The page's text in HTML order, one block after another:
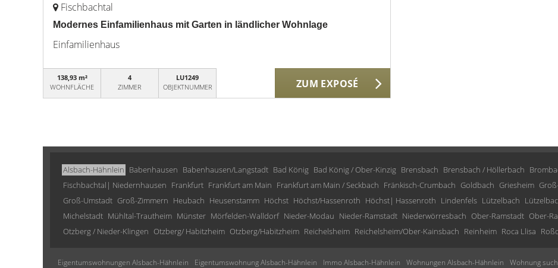
Fischbachtal
Modernes Einfamilienhaus mit Garten in ländlicher Wohnlage
Einfamilienhaus
138,93 m²
WOHNFLÄCHE
4
ZIMMER
LU1249
OBJEKTNUMMER
ZUM EXPOSÉ
Alsbach-Hähnlein Babenhausen Babenhausen/Langstadt Bad König Bad König / Ober-Kinzig Brensbach Brensbach / Höllerbach
Fischbachtal| Niedernhausen Frankfurt Frankfurt am Main Frankfurt am Main / Seckbach Fränkisch-Crumbach Goldbach Griesheim
Groß-Umstadt Groß-Zimmern Heubach Heusenstamm Höchst Höchst/Hassenroth Höchst| Hassenroth Lindenfels Lützelbach
Michelstadt Mühltal-Trautheim Münster Mörfelden-Walldorf Nieder-Modau Nieder-Ramstadt Niederwörresbach Ober-Ramstadt Ober-
Otzberg / Nieder-Klingen Otzberg/ Habitzheim Otzberg/Habitzheim Reichelsheim Reichelsheim/Ober-Kainsbach Reinheim Roca Llisa
Eigentumswohnungen Alsbach-Hähnlein Eigentumswohnung Alsbach-Hähnlein Immo Alsbach-Hähnlein Wohnungen Alsbach-Hähnlein Wohnung